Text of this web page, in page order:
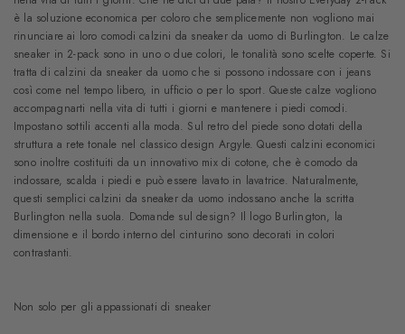
è la soluzione economica per coloro che semplicemente non vogliono mai
rinunciare ai loro comodi calzini da sneaker da uomo di Burlington. Le calze
sneaker in 2-pack sono in uno o due colori, le tonalità sono scelte coperte. Si
tratta di calzini da sneaker da uomo che si possono indossare con i jeans
così come nel tempo libero, in ufficio o per lo sport. Queste calze vogliono
accompagnarti nella vita di tutti i giorni e mantenere i piedi comodi.
Impostano sottili accenti alla moda. Sul retro del piede sono dotati della
struttura a rete tonale nel classico design Argyle. Questi calzini economici
sono inoltre costituiti da un innovativo mix di cotone, che è comodo da
indossare, scalda i piedi e può essere lavato in lavatrice. Naturalmente,
questi semplici calzini da sneaker da uomo indossano anche la scritta
Burlington nella suola. Domande sul design? Il logo Burlington, la
dimensione e il bordo interno del cinturino sono decorati in colori
contrastanti.
Non solo per gli appassionati di sneaker